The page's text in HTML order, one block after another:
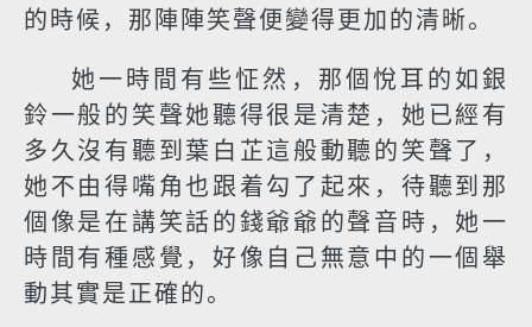
的時候，那陣陣笑聲便變得更加的清晰。
她一時間有些怔然，那個悅耳的如銀
鈴一般的笑聲她聽得很是清楚，她已經有
多久沒有聽到葉白芷這般動聽的笑聲了，
她不由得嘴角也跟着勾了起來，待聽到那
個像是在講笑話的錢爺爺的聲音時，她一
時間有種感覺，好像自己無意中的一個舉
動其實是正確的。